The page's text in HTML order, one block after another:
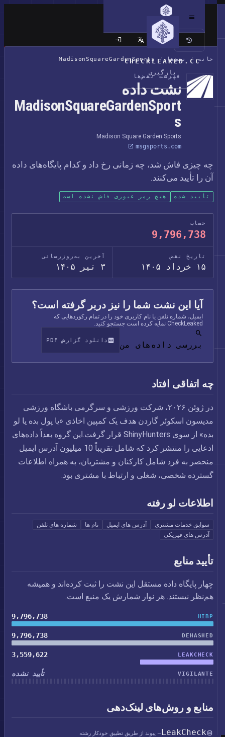
CHECKLEAKED.CC
بارگیری
سایت کلاسیک
خانه / نقض‌ها /
MadisonSquareGardenSports
فهرست نقض‌ها
نشت داده
MadisonSquareGardenSport
Madison Square Garden Sports
msgsports.com
چه چیزی فاش شد، چه زمانی رخ داد و کدام پایگاه‌های داده
آن را تأیید می‌کنند.
تأیید شده هیچ رمز عبوری فاش نشده است
حساب
9,796,738
تاریخ نقض
۱۵ خرداد ۱۴۰۵
آخرین به‌روزرسانی
آیا این نشت شما را نیز دربر گرفته است؟
ایمیل، شماره تلفن یا نام کاربری خود را در تمام رکوردهایی که
CheckLeaked نمایه کرده است جستجو کنید.
بررسی داده‌های من دانلود گزارش PDF
چه اتفاقی افتاد
در ژوئن ۲۰۲۶، شرکت ورزشی و سرگرمی باشگاه ورزشی
مدیسون اسکوئر گاردن هدف یک کمپین اخاذی «یا پول بده یا لو
بده» از سوی ShinyHunters قرار گرفت.این گروه بعداً داده‌های
ادعایی را منتشر کرد که شامل تقریباً 10 میلیون آدرس ایمیل
منحصر به فرد شامل کارکنان و مشتریان، به همراه اطلاعات
گسترده شخصی، شغلی و ارتباط با مشتری بود.
اطلاعات لو رفته
سوابق خدمات مشتری آدرس های ایمیل نام ها
شماره های تلفن
آدرس های فیزیکی
تأیید منابع
چهار پایگاه داده مستقل این نشت را ثبت کرده‌اند و همیشه
هم‌نظر نیستند. هر نوار شمارش یک منبع است.
HIBP
9,796,738
DEHASHED
9,796,738
LEAKCHECK
3,559,622
VIGILANTE تأیید نشده
منابع و روش‌های لینک‌دهی
LeakCheck— پیوند از طریق تطبیق خودکار رشته